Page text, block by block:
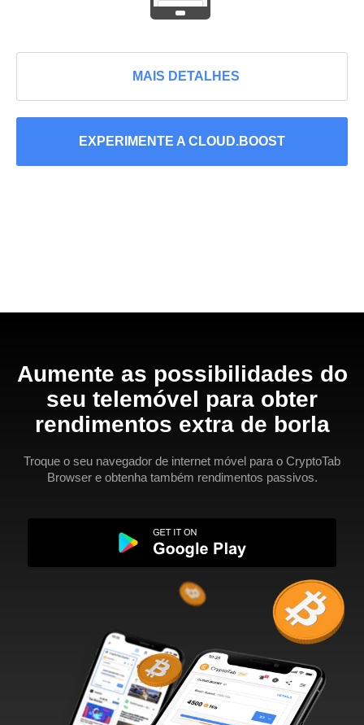
MAIS DETALHES
EXPERIMENTE A CLOUD.BOOST
Aumente as possibilidades do
seu telemóvel para obter
rendimentos extra de borla
Troque o seu navegador de internet móvel para o CryptoTab
Browser e obtenha também rendimentos passivos.